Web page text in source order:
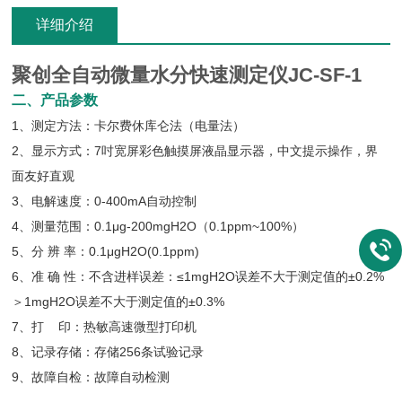
详细介绍
聚创全自动微量水分快速测定仪JC-SF-1
二、产品参数
1、测定方法：卡尔费休库仑法（电量法）
2、显示方式：7吋宽屏彩色触摸屏液晶显示器，中文提示操作，界
面友好直观
3、电解速度：0-400mA自动控制
4、测量范围：0.1μg-200mgH2O（0.1ppm~100%）
5、分 辨 率：0.1μgH2O(0.1ppm)
6、准 确 性：不含进样误差：≤1mgH2O误差不大于测定值的±0.2%
＞1mgH2O误差不大于测定值的±0.3%
7、打 印：热敏高速微型打印机
8、记录存储：存储256条试验记录
9、故障自检：故障自动检测